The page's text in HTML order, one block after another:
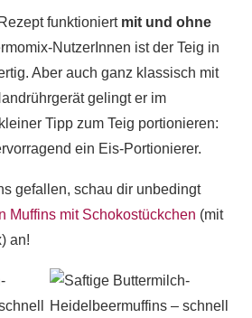
funktioniert mit und ohne
NutzerInnen ist der Teig in
Aber auch ganz klassisch mit
gelingt er im
Tipp zum Teig portionieren:
ein Eis-Portionierer.
gefallen, schau dir unbedingt
Muffins mit Schokostückchen (mit
an!